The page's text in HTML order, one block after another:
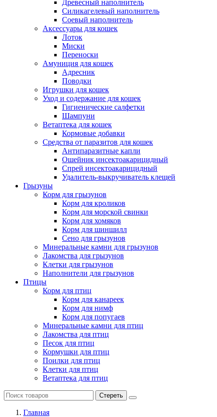
Древесный наполнитель
Силикагелевый наполнитель
Соевый наполнитель
Аксессуары для кошек
Лоток
Миски
Переноски
Амуниция для кошек
Адресник
Поводки
Игрушки для кошек
Уход и содержание для кошек
Гигиенические салфетки
Шампуни
Ветаптека для кошек
Кормовые добавки
Средства от паразитов для кошек
Антипаразитные капли
Ошейник инсектоакарицидный
Спрей инсектоакарицидный
Удалитель-выкручиватель клещей
Грызуны
Корм для грызунов
Корм для кроликов
Корм для морской свинки
Корм для хомяков
Корм для шиншилл
Сено для грызунов
Минеральные камни для грызунов
Лакомства для грызунов
Клетки для грызунов
Наполнители для грызунов
Птицы
Корм для птиц
Корм для канареек
Корм для нимф
Корм для попугаев
Минеральные камни для птиц
Лакомства для птиц
Песок для птиц
Кормушки для птиц
Поилки для птиц
Клетки для птиц
Ветаптека для птиц
Стереть
Главная